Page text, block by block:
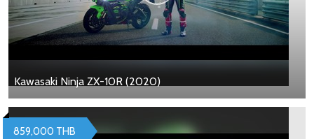
Kawasaki Ninja ZX-10R (2020)
859,000 THB